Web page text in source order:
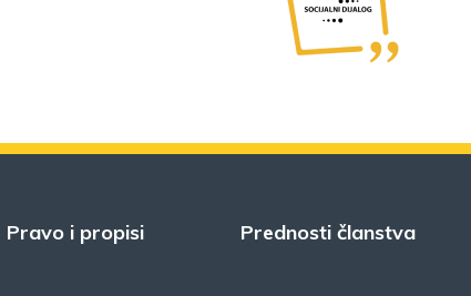
Pravo i propisi Prednosti članstva